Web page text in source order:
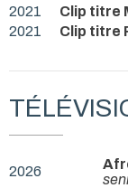
2021
Clip titre
2021
Clip titre
2026